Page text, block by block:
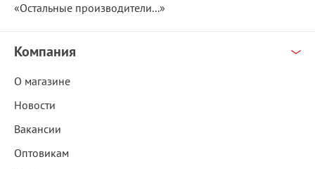
«Остальные производители...»
Компания
О магазине
Новости
Вакансии
Оптовикам